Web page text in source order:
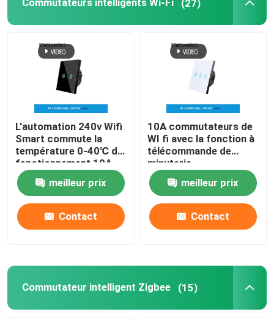
Commutateur de contact de Zigbee
Prise intelligente de Wifi
Prise intelligente de Zigbee
Prise intelligente de Homekit
Commutateur sans fil autoalimenté
Capteur d'alarme intelligent
Commutateurs intelligents Wi-Fi (27)
L'automation 240v Wifi
Smart commute la
température 0-40℃ du
fonctionnement 10A
meilleur prix
Contact
10A commutateurs de
WI fi avec la fonction à
télécommande de
minuterie
meilleur prix
Contact
Commutateur intelligent Zigbee (15)